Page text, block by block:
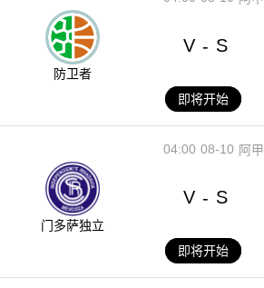
防卫者
V - S
即将开始
08-10
04:00 阿甲
门多萨独立
V - S
即将开始